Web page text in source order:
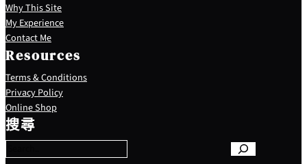
Why This Site
My Experience
Contact Me
Resources
Terms & Conditions
Privacy Policy
Online Shop
搜尋
S
e
a